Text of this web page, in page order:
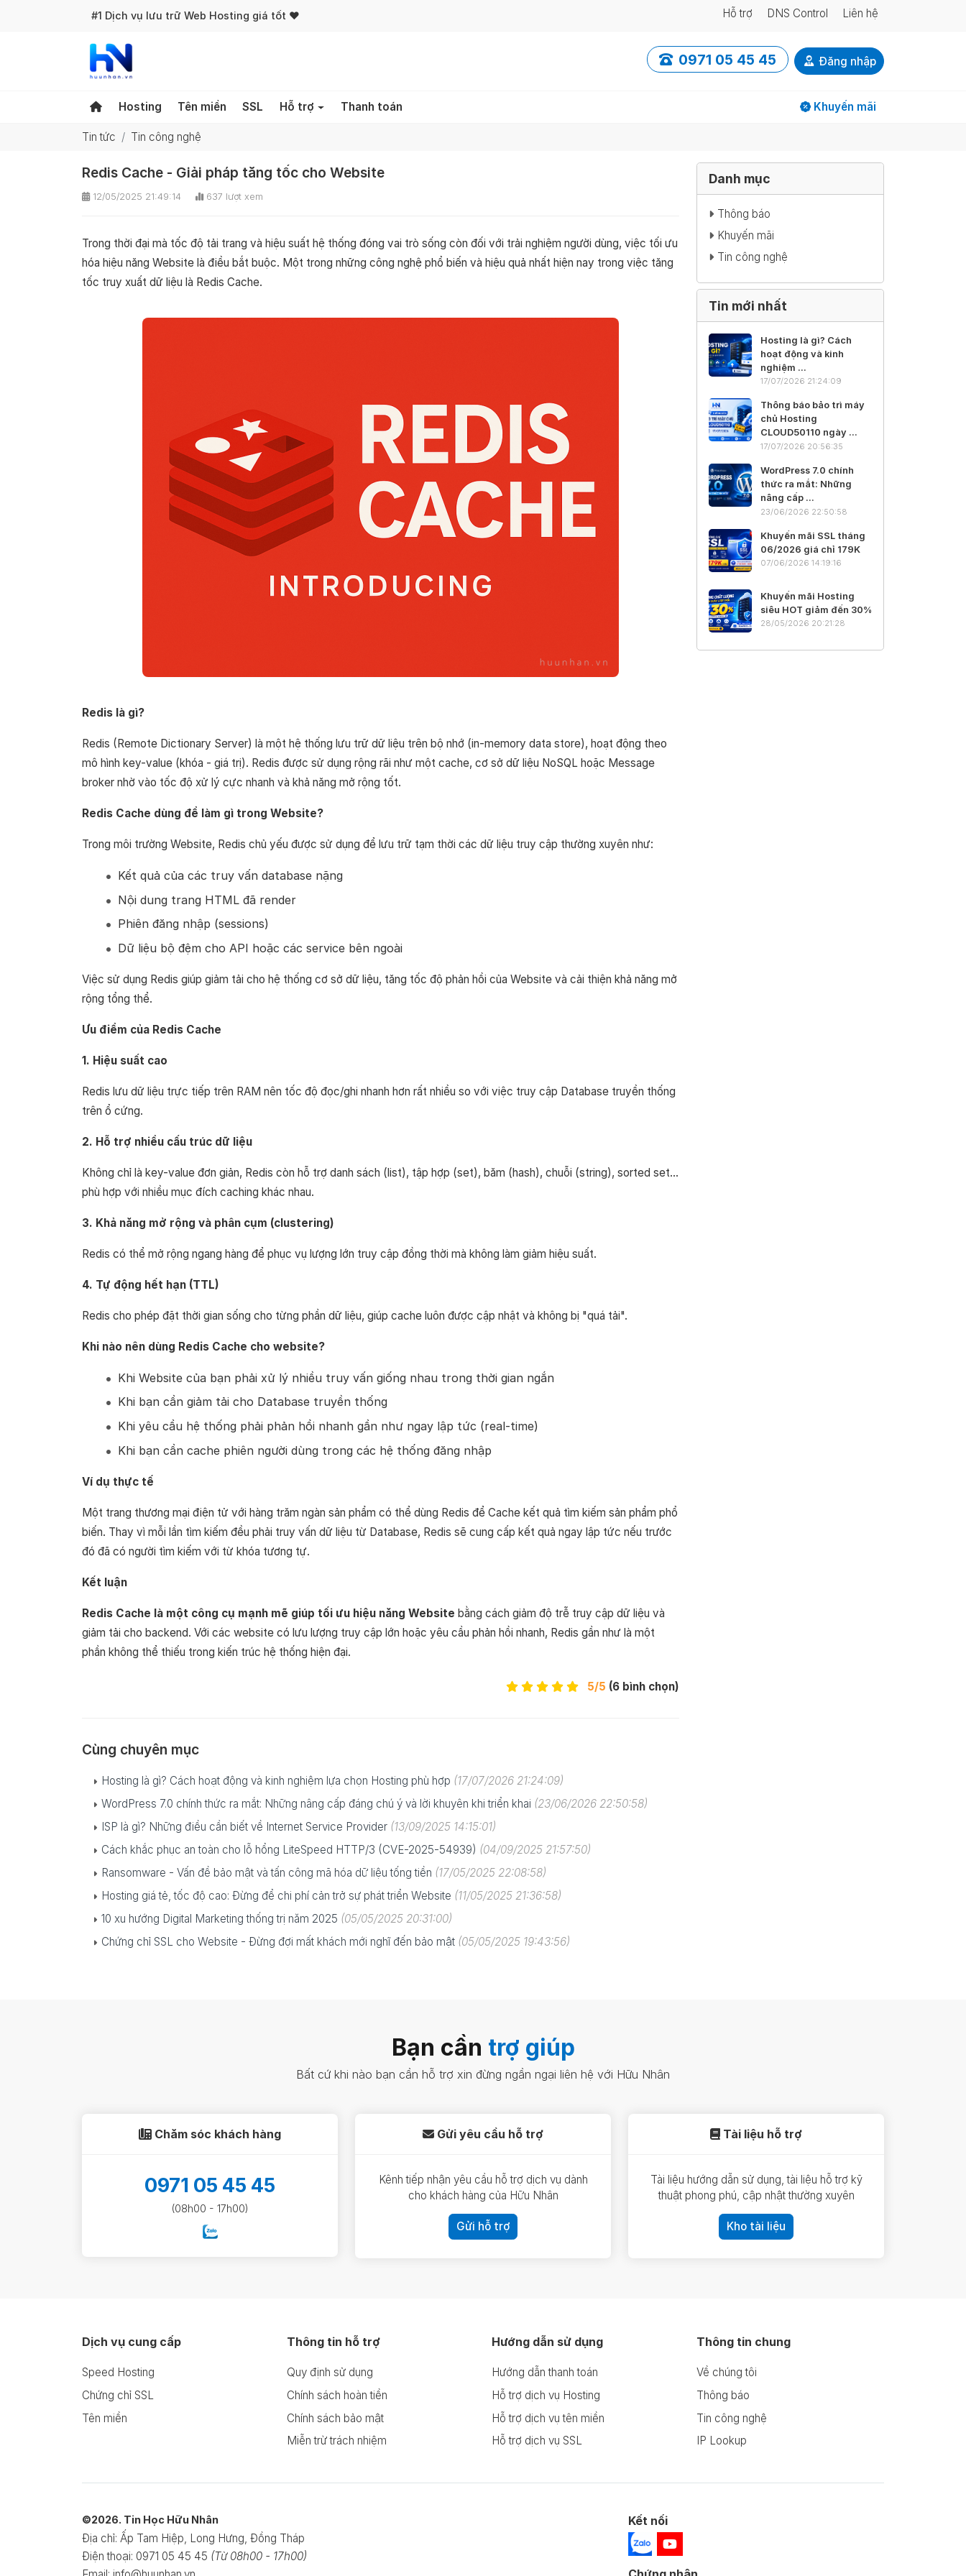
#1 Dịch vụ lưu trữ Web Hosting giá tốt ❤️ Hỗ trợ DNS Control Liên hệ
0971 05 45 45 Đăng nhập
Hosting Tên miền SSL Hỗ trợ Thanh toán Khuyến mãi
Tin tức Tin công nghệ
Redis Cache - Giải pháp tăng tốc cho Website
12/05/2025 21:49:14 637 lượt xem
Trong thời đại mà tốc độ tải trang và hiệu suất hệ thống đóng vai trò sống còn đối với trải nghiệm người dùng, việc tối ưu
hóa hiệu năng Website là điều bắt buộc. Một trong những công nghệ phổ biến và hiệu quả nhất hiện nay trong việc tăng
tốc truy xuất dữ liệu là Redis Cache.
Redis là gì?
Redis (Remote Dictionary Server) là một hệ thống lưu trữ dữ liệu trên bộ nhớ (in-memory data store), hoạt động theo
mô hình key-value (khóa - giá trị). Redis được sử dụng rộng rãi như một cache, cơ sở dữ liệu NoSQL hoặc Message
broker nhờ vào tốc độ xử lý cực nhanh và khả năng mở rộng tốt.
Redis Cache dùng để làm gì trong Website?
Trong môi trường Website, Redis chủ yếu được sử dụng để lưu trữ tạm thời các dữ liệu truy cập thường xuyên như:
Kết quả của các truy vấn database nặng
Nội dung trang HTML đã render
Phiên đăng nhập (sessions)
Dữ liệu bộ đệm cho API hoặc các service bên ngoài
Việc sử dụng Redis giúp giảm tải cho hệ thống cơ sở dữ liệu, tăng tốc độ phản hồi của Website và cải thiện khả năng mở
rộng tổng thể.
Ưu điểm của Redis Cache
1. Hiệu suất cao
Redis lưu dữ liệu trực tiếp trên RAM nên tốc độ đọc/ghi nhanh hơn rất nhiều so với việc truy cập Database truyền thống
trên ổ cứng.
2. Hỗ trợ nhiều cấu trúc dữ liệu
Không chỉ là key-value đơn giản, Redis còn hỗ trợ danh sách (list), tập hợp (set), băm (hash), chuỗi (string), sorted set…
phù hợp với nhiều mục đích caching khác nhau.
3. Khả năng mở rộng và phân cụm (clustering)
Redis có thể mở rộng ngang hàng để phục vụ lượng lớn truy cập đồng thời mà không làm giảm hiệu suất.
4. Tự động hết hạn (TTL)
Redis cho phép đặt thời gian sống cho từng phần dữ liệu, giúp cache luôn được cập nhật và không bị "quá tải".
Khi nào nên dùng Redis Cache cho website?
Khi Website của bạn phải xử lý nhiều truy vấn giống nhau trong thời gian ngắn
Khi bạn cần giảm tải cho Database truyền thống
Khi yêu cầu hệ thống phải phản hồi nhanh gần như ngay lập tức (real-time)
Khi bạn cần cache phiên người dùng trong các hệ thống đăng nhập
Ví dụ thực tế
Một trang thương mại điện tử với hàng trăm ngàn sản phẩm có thể dùng Redis để Cache kết quả tìm kiếm sản phẩm phổ
biến. Thay vì mỗi lần tìm kiếm đều phải truy vấn dữ liệu từ Database, Redis sẽ cung cấp kết quả ngay lập tức nếu trước
đó đã có người tìm kiếm với từ khóa tương tự.
Kết luận
Redis Cache là một công cụ mạnh mẽ giúp tối ưu hiệu năng Website bằng cách giảm độ trễ truy cập dữ liệu và
giảm tải cho backend. Với các website có lưu lượng truy cập lớn hoặc yêu cầu phản hồi nhanh, Redis gần như là một
phần không thể thiếu trong kiến trúc hệ thống hiện đại.
5/5 (6 bình chọn)
Cùng chuyên mục
Hosting là gì? Cách hoạt động và kinh nghiệm lựa chọn Hosting phù hợp (17/07/2026 21:24:09)
WordPress 7.0 chính thức ra mắt: Những nâng cấp đáng chú ý và lời khuyên khi triển khai (23/06/2026 22:50:58)
ISP là gì? Những điều cần biết về Internet Service Provider (13/09/2025 14:15:01)
Cách khắc phục an toàn cho lỗ hổng LiteSpeed HTTP/3 (CVE-2025-54939) (04/09/2025 21:57:50)
Ransomware - Vấn đề bảo mật và tấn công mã hóa dữ liệu tống tiền (17/05/2025 22:08:58)
Hosting giá tẻ, tốc độ cao: Đừng để chi phí cản trở sự phát triển Website (11/05/2025 21:36:58)
10 xu hướng Digital Marketing thống trị năm 2025 (05/05/2025 20:31:00)
Chứng chỉ SSL cho Website - Đừng đợi mất khách mới nghĩ đến bảo mật (05/05/2025 19:43:56)
Danh mục
Thông báo
Khuyến mãi
Tin công nghệ
Tin mới nhất
Hosting là gì? Cách
hoạt động và kinh
nghiệm ...
17/07/2026 21:24:09
Thông báo bảo trì máy
chủ Hosting
CLOUD50110 ngày ...
17/07/2026 20:56:35
WordPress 7.0 chính
thức ra mắt: Những
nâng cấp ...
23/06/2026 22:50:58
Khuyến mãi SSL tháng
06/2026 giá chỉ 179K
07/06/2026 14:19:16
Khuyến mãi Hosting
siêu HOT giảm đến 30%
28/05/2026 20:21:28
Bạn cần trợ giúp
Bất cứ khi nào bạn cần hỗ trợ xin đừng ngần ngại liên hệ với Hữu Nhân
Chăm sóc khách hàng
0971 05 45 45
(08h00 - 17h00)
Gửi yêu cầu hỗ trợ
Kênh tiếp nhận yêu cầu hỗ trợ dịch vụ dành
cho khách hàng của Hữu Nhân
Gửi hỗ trợ
Tài liệu hỗ trợ
Tài liệu hướng dẫn sử dụng, tài liệu hỗ trợ kỹ
thuật phong phú, cập nhật thường xuyên
Kho tài liệu
Dịch vụ cung cấp
Speed Hosting
Chứng chỉ SSL
Tên miền
Thông tin hỗ trợ
Quy định sử dụng
Chính sách hoàn tiền
Chính sách bảo mật
Miễn trừ trách nhiệm
Hướng dẫn sử dụng
Hướng dẫn thanh toán
Hỗ trợ dịch vụ Hosting
Hỗ trợ dịch vụ tên miền
Hỗ trợ dịch vụ SSL
Thông tin chung
Về chúng tôi
Thông báo
Tin công nghệ
IP Lookup
©2026. Tin Học Hữu Nhân
Địa chỉ: Ấp Tam Hiệp, Long Hưng, Đồng Tháp
Điện thoại: 0971 05 45 45 (Từ 08h00 - 17h00)
Kết nối